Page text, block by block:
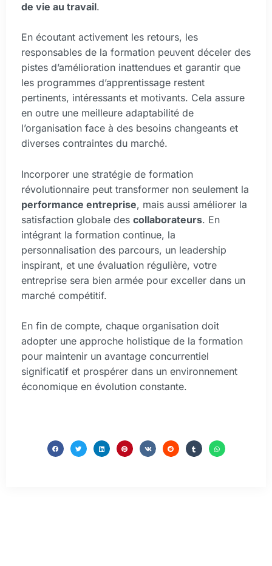
de vie au travail.
En écoutant activement les retours, les
responsables de la formation peuvent déceler des
pistes d’amélioration inattendues et garantir que
les programmes d’apprentissage restent
pertinents, intéressants et motivants. Cela assure
en outre une meilleure adaptabilité de
l’organisation face à des besoins changeants et
diverses contraintes du marché.
Incorporer une stratégie de formation
révolutionnaire peut transformer non seulement la
performance entreprise, mais aussi améliorer la
satisfaction globale des collaborateurs. En
intégrant la formation continue, la
personnalisation des parcours, un leadership
inspirant, et une évaluation régulière, votre
entreprise sera bien armée pour exceller dans un
marché compétitif.
En fin de compte, chaque organisation doit
adopter une approche holistique de la formation
pour maintenir un avantage concurrentiel
significatif et prospérer dans un environnement
économique en évolution constante.